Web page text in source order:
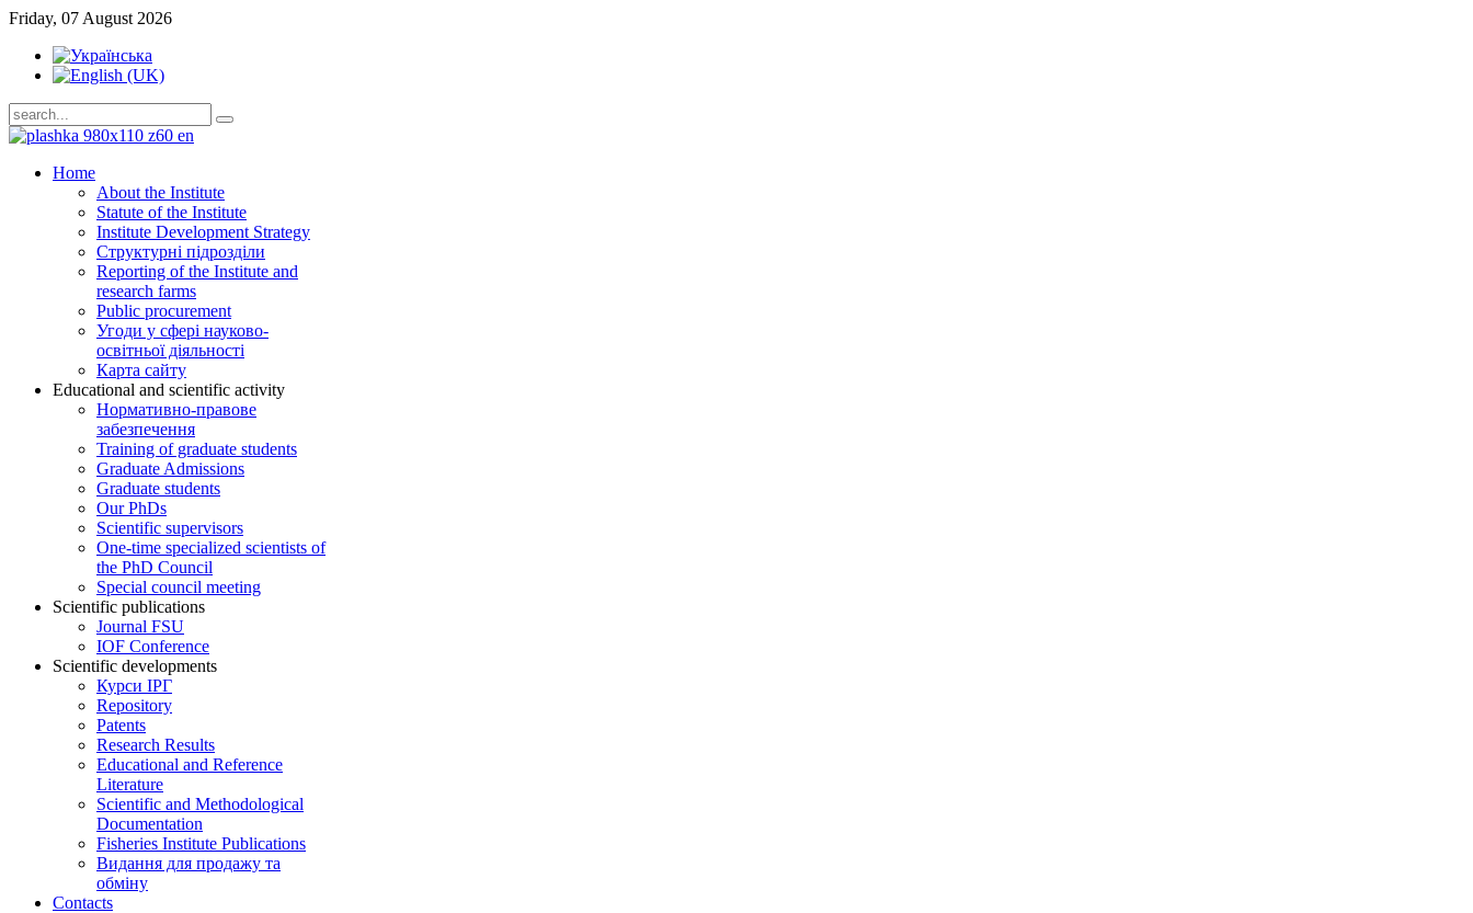
Friday, 07 August 2026
Home
About the Institute
Statute of the Institute
Institute Development Strategy
Структурні підрозділи
Reporting of the Institute and
research farms
Public procurement
Угоди у сфері науково-
освітньої діяльності
Карта сайту
Educational and scientific activity
Нормативно-правове
забезпечення
Training of graduate students
Graduate Admissions
Graduate students
Our PhDs
Scientific supervisors
One-time specialized scientists of
the PhD Council
Special council meeting
Scientific publications
Journal FSU
IOF Conference
Scientific developments
Курси ІРГ
Repository
Patents
Research Results
Educational and Reference
Literature
Scientific and Methodological
Documentation
Fisheries Institute Publications
Видання для продажу та
обміну
Contacts